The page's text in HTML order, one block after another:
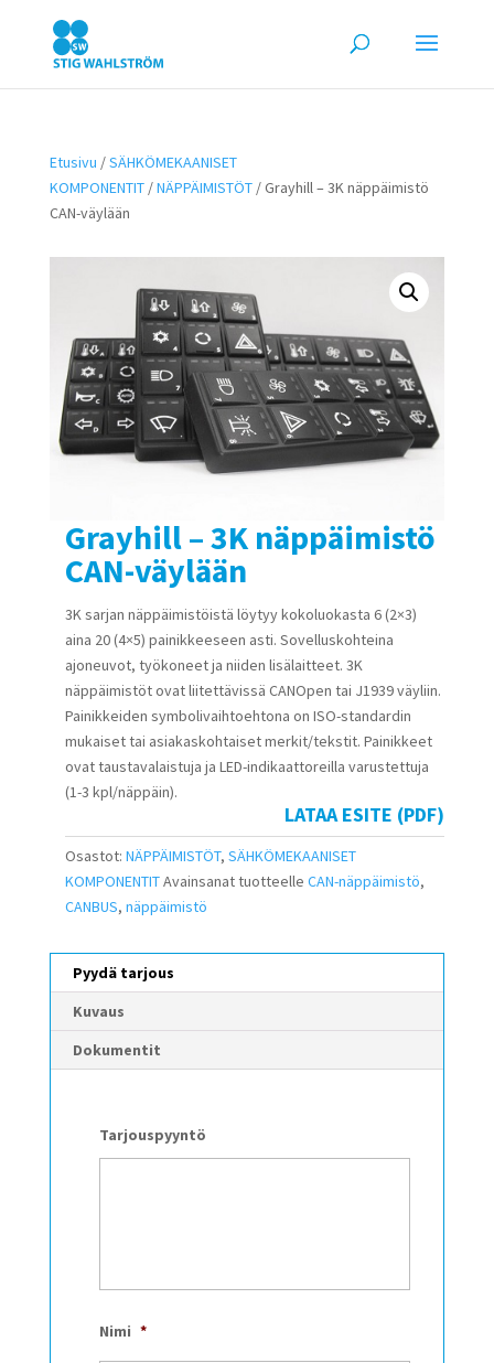
Etusivu /SÄHKÖMEKAANISET
KOMPONENTIT/NÄPPÄIMISTÖT/ Grayhill – 3K näppäimistö
CAN-väylään
Grayhill – 3K näppäimistö
CAN-väylään
3K sarjan näppäimistöistä löytyy kokoluokasta 6 (2×3)
aina 20 (4×5) painikkeeseen asti. Sovelluskohteina
ajoneuvot, työkoneet ja niiden lisälaitteet. 3K
näppäimistöt ovat liitettävissä CANOpen tai J1939 väyliin.
Painikkeiden symbolivaihtoehtona on ISO-standardin
mukaiset tai asiakaskohtaiset merkit/tekstit. Painikkeet
ovat taustavalaistuja ja LED-indikaattoreilla varustettuja
(1-3 kpl/näppäin).
LATAA ESITE (PDF)
Osastot: NÄPPÄIMISTÖT, SÄHKÖMEKAANISET
KOMPONENTITAvainsanat tuotteelle CAN-näppäimistö,
CANBUS, näppäimistö
Pyydä tarjous
Kuvaus
Dokumentit
Tarjouspyyntö
Nimi *